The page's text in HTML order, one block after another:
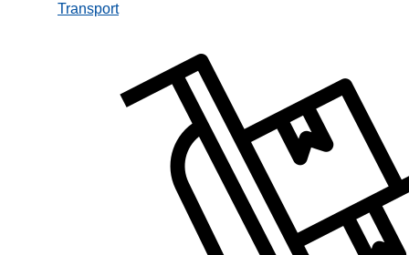
Transport